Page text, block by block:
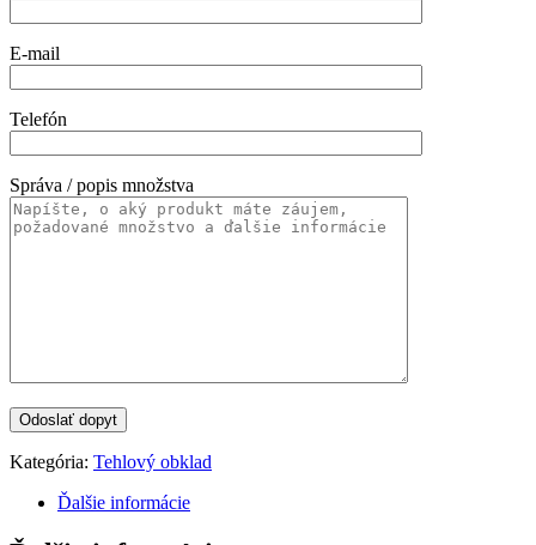
E-mail
Telefón
Správa / popis množstva
Kategória: Tehlový obklad
Ďalšie informácie